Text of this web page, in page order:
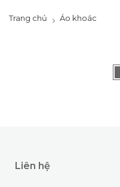
Trang chủ Áo khoác
Liên hệ